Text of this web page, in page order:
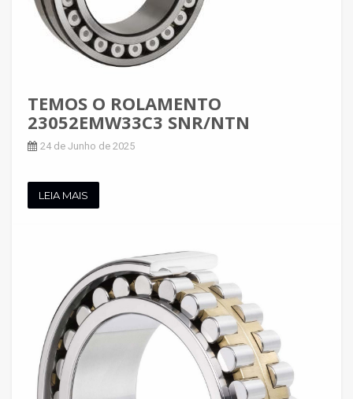
TEMOS O ROLAMENTO
23052EMW33C3 SNR/NTN
24 de Junho de 2025
LEIA MAIS